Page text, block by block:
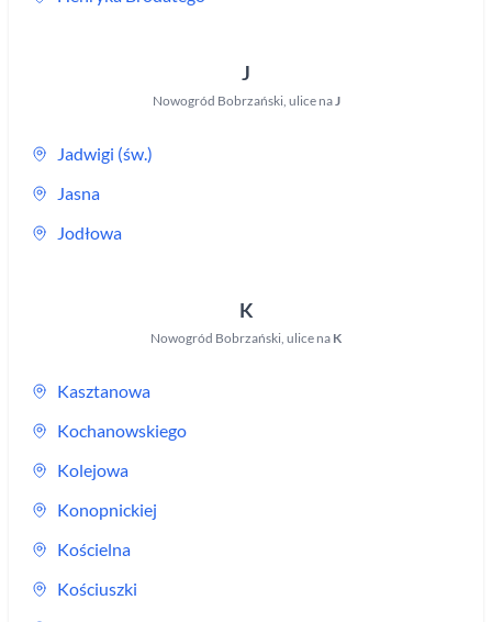
J
Nowogród Bobrzański, ulice naJ
Jadwigi (św.)
Jasna
Jodłowa
K
Nowogród Bobrzański, ulice na K
Kasztanowa
Kochanowskiego
Kolejowa
Konopnickiej
Kościelna
Kościuszki